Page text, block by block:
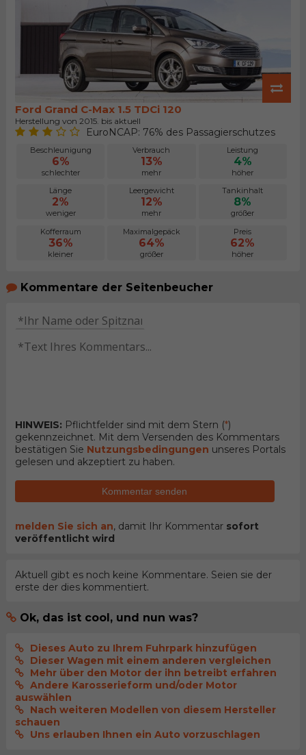
Ford Grand C-Max 1.5 TDCi 120
Herstellung von 2015. bis aktuell
EuroNCAP: 76% des Passagierschutzes
Beschleunigung
6%
schlechter
Verbrauch
13%
mehr
Leistung
4%
höher
Länge
2%
weniger
Leergewicht
12%
mehr
Tankinhalt
8%
größer
Kofferraum
36%
kleiner
Maximalgepäck
64%
größer
Preis
62%
höher
Kommentare der Seitenbeucher
HINWEIS: Pflichtfelder sind mit dem Stern (*)
gekennzeichnet. Mit dem Versenden des Kommentars
bestätigen Sie Nutzungsbedingungen unseres Portals
gelesen und akzeptiert zu haben.
Kommentar senden
melden Sie sich an, damit Ihr Kommentar sofort
veröffentlicht wird
Aktuell gibt es noch keine Kommentare. Seien sie der
erste der dies kommentiert.
Ok, das ist cool, und nun was?
Dieses Auto zu Ihrem Fuhrpark hinzufügen
Dieser Wagen mit einem anderen vergleichen
Mehr über den Motor der ihn betreibt erfahren
Andere Karosserieform und/oder Motor
auswählen
Nach weiteren Modellen von diesem Hersteller
schauen
Uns erlauben Ihnen ein Auto vorzuschlagen